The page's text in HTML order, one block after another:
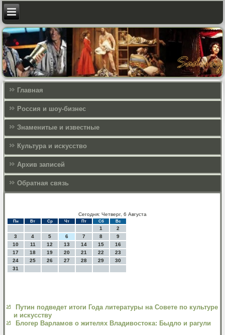
Главная
Россия и шоу-бизнес
Знаменитые и известные
Культура и искусcтво
Архив записей
Обратная связь
Сегодня: Четверг, 6 Августа
Пн Вт Ср Чт Пт Сб Вс
1
2
3
4 5 6 7 8
9
10
11 12 13 14 15
16
17
18 19 20 21 22
23
24
25 26 27 28 29
30
31
Путин подведет итоги Года литературы на Совете по культуре
и искусству
Блогер Варламов о жителях Владивостока: Быдло и рагули